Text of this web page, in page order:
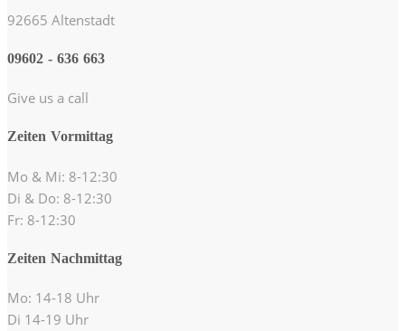
92665 Altenstadt
09602 - 636 663
Give us a call
Zeiten Vormittag
Mo & Mi: 8-12:30
Di & Do: 8-12:30
Fr: 8-12:30
Zeiten Nachmittag
Mo: 14-18 Uhr
Di 14-19 Uhr